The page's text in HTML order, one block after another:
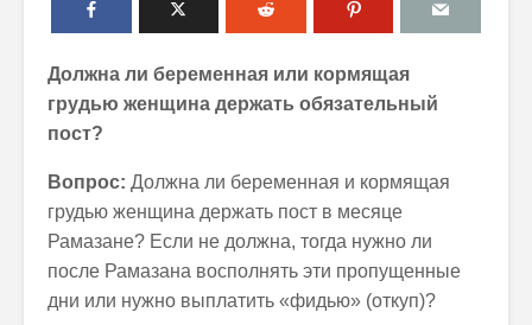
Должна ли беременная или кормящая
грудью женщина держать обязательный
пост?
Вопрос: Должна ли беременная и кормящая
грудью женщина держать пост в месяце
Рамазане? Если не должна, тогда нужно ли
после Рамазана восполнять эти пропущенные
дни или нужно выплатить «фидью» (откуп)?